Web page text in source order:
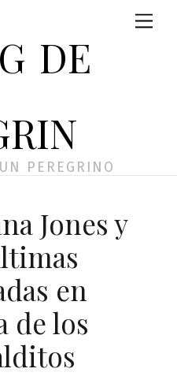
de
PEREGRINO
Jones y
en
de los